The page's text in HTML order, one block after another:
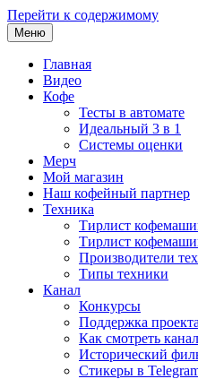
Перейти к содержимому
Меню
Главная
Видео
Кофе
Тесты в автомате
Идеальный 3 в 1
Системы оценки
Мерч
Мой магазин
Наш кофейный партнер
Техника
Тирлист
Тирлист
Производители
Типы техники
Канал
Конкурсы
Поддержка проекта
Как смотреть
Исторический
Стикеры в